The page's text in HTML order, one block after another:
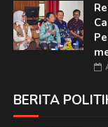
BERITA